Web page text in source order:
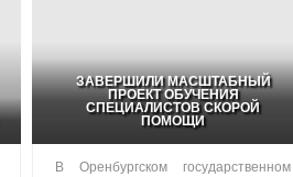
ЗАВЕРШИЛИ МАСШТАБНЫЙ
ПРОЕКТ ОБУЧЕНИЯ
СПЕЦИАЛИСТОВ СКОРОЙ
ПОМОЩИ
В Оренбургском государственном